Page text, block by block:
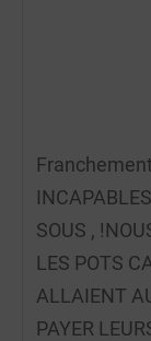
SOUS ,
LES POTS
ALLAIENT
PAYER